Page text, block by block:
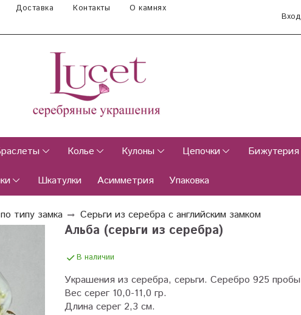
Доставка Контакты
О камнях
Вход
Колье Кулоны Цепочки Бижутерия
Шкатулки Асимметрия Упаковка
типу замка Серьги из серебра с английским замком
Альба (серьги из серебра)
В наличии
Украшения из серебра, серьги. Серебро 925 пробы
Вес серег 10,0-11,0 гр.
Длина серег 2,3 см.